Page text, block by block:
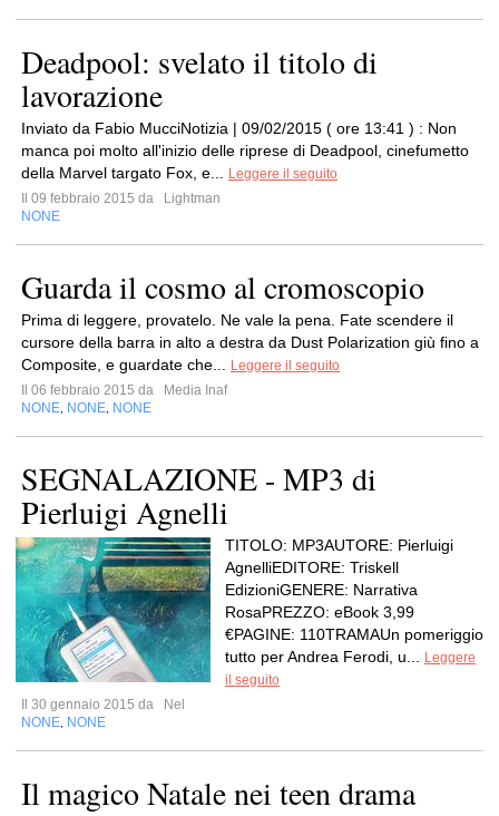
Deadpool: svelato il titolo di
lavorazione
Inviato da Fabio MucciNotizia | 09/02/2015 ( ore 13:41 ) : Non
manca poi molto all'inizio delle riprese di Deadpool, cinefumetto
della Marvel targato Fox, e...
Leggere il seguito
Il 09 febbraio 2015 da
Lightman
NONE
Guarda il cosmo al cromoscopio
Prima di leggere, provatelo. Ne vale la pena. Fate scendere il
cursore della barra in alto a destra da Dust Polarization giù fino a
Composite, e guardate che...
Leggere il seguito
Il 06 febbraio 2015 da
Media Inaf
NONE NONE NONE
SEGNALAZIONE - MP3 di
Pierluigi Agnelli
TITOLO: MP3AUTORE: Pierluigi
AgnelliEDITORE: Triskell
EdizioniGENERE: Narrativa
RosaPREZZO: eBook 3,99
€PAGINE: 110TRAMAUn pomeriggio
tutto per Andrea Ferodi, u...
Leggere
il seguito
Il 30 gennaio 2015 da
Nel
NONE NONE
Il magico Natale nei teen drama